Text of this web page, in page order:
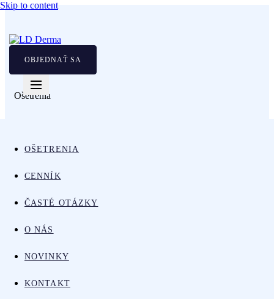
Skip to content
OŠETRENIA
CENNÍK
ČASTÉ OTÁZKY
O NÁS
NOVINKY
KONTAKT
OBJEDNAŤ SA
Ošetrenia